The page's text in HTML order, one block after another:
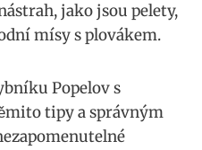
jako jsou pelety,
mísy s plovákem.
Popelov s
tipy a správným